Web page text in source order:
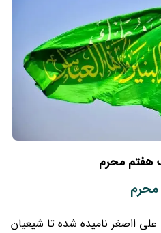
هفتم محرم
ااصغر نامیده شده تا شیعیان